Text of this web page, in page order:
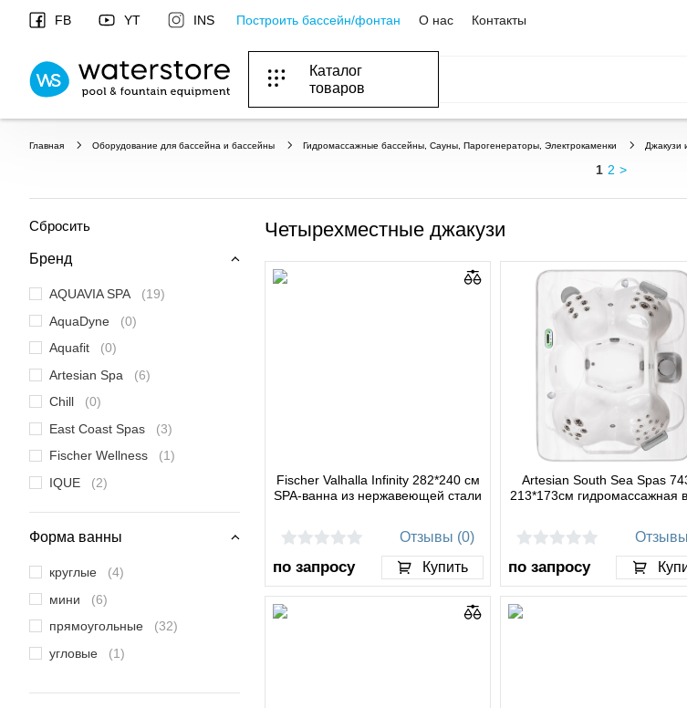
FB YT INS Построить бассейн/фонтан О нас Контакты
Каталог
товаров
Главная Оборудование для бассейна и бассейны Гидромассажные бассейны, Сауны, Парогенераторы, Электрокаменки Джакузи
1 2 >
Сбросить
Бренд
AQUAVIA SPA
(19)
AquaDyne
(0)
Aquafit
(0)
Artesian Spa
(6)
Chill
(0)
East Coast Spas
(3)
Fischer Wellness
(1)
IQUE
(2)
Leisurescape Pools & Spas
(1)
PUR Spas
(2)
Форма ванны
круглые
(4)
мини
(6)
прямоугольные
(32)
угловые
(1)
Четырехместные джакузи
Fischer Valhalla Infinity 282*240 см
SPA-ванна из нержавеющей стали
Отзывы (0)
по запросу Купить
Artesian South Sea Spas
213*173см гидромассажная
по запросу